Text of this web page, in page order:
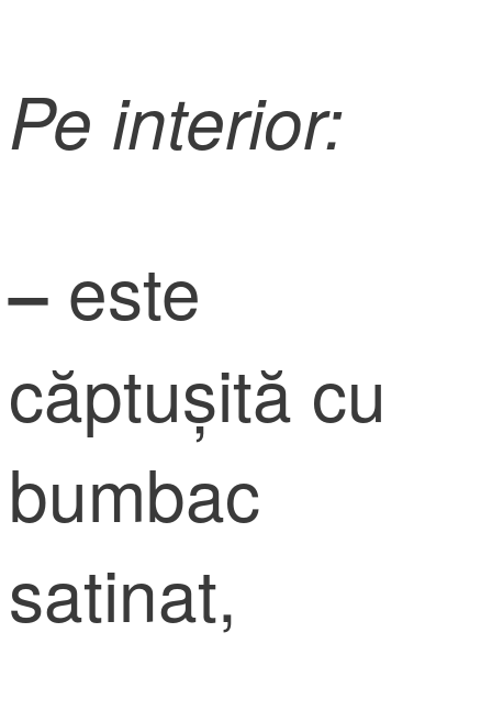
Pe interior:
– este
căptușită cu
bumbac
satinat,